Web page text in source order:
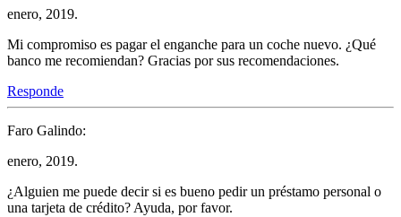
enero, 2019.
Mi compromiso es pagar el enganche para un coche nuevo. ¿Qué
banco me recomiendan? Gracias por sus recomendaciones.
Responde
Faro Galindo:
enero, 2019.
¿Alguien me puede decir si es bueno pedir un préstamo personal o
una tarjeta de crédito? Ayuda, por favor.